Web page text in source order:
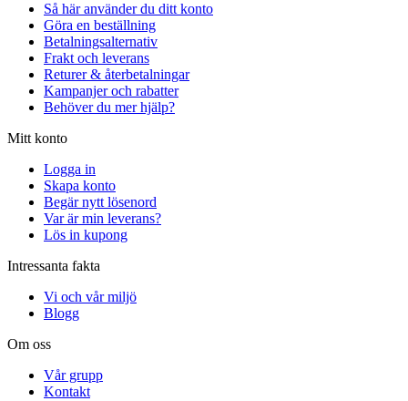
Så här använder du ditt konto
Göra en beställning
Betalningsalternativ
Frakt och leverans
Returer & återbetalningar
Kampanjer och rabatter
Behöver du mer hjälp?
Mitt konto
Logga in
Skapa konto
Begär nytt lösenord
Var är min leverans?
Lös in kupong
Intressanta fakta
Vi och vår miljö
Blogg
Om oss
Vår grupp
Kontakt